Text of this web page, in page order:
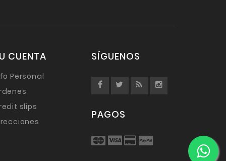
CUENTA
Personal
slips
SÍGUENOS
PAGOS